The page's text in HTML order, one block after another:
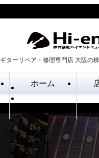
ギターリペア・修理専門店 大阪の
ホーム